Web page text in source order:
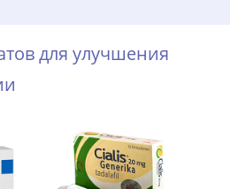
для улучшения